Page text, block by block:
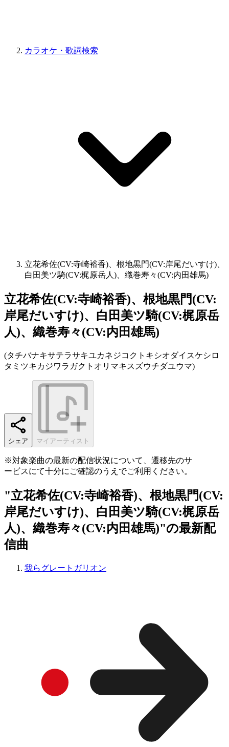
カラオケ・歌詞検索
立花希佐(CV:寺崎裕香)、根地黒門(CV:岸尾だいすけ)、
白田美ツ騎(CV:梶原岳人)、織巻寿々(CV:内田雄馬)
立花希佐(CV:寺崎裕香)、根地黒門(CV:
岸尾だいすけ)、白田美ツ騎(CV:梶原岳
人)、織巻寿々(CV:内田雄馬)
(タチバナキサテラサキユカネジコクトキシオダイスケシロ
タミツキカジワラガクトオリマキスズウチダユウマ)
シェア マイアーティスト
※対象楽曲の最新の配信状況について、遷移先のサ
ービスにて十分にご確認のうえでご利用ください。
"立花希佐(CV:寺崎裕香)、根地黒門(CV:
岸尾だいすけ)、白田美ツ騎(CV:梶原岳
人)、織巻寿々(CV:内田雄馬)"の最新配
信曲
我らグレートガリオン